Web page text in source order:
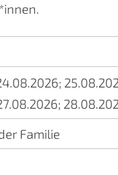
;
;
Familie